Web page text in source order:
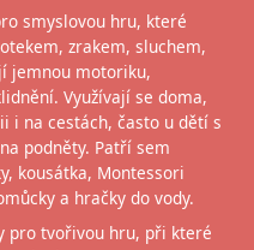
smyslovou hru, které
zrakem, sluchem,
jemnou motoriku,
Využívají se doma,
i na cestách, často u dětí s
podněty. Patří sem
kousátka, Montessori
a hračky do vody.
pro tvořivou hru, při které